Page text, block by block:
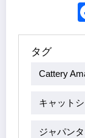
タグ
Cattery
キャット
ジャパン